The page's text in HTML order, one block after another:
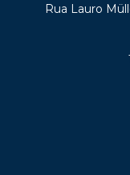
Rua Lauro